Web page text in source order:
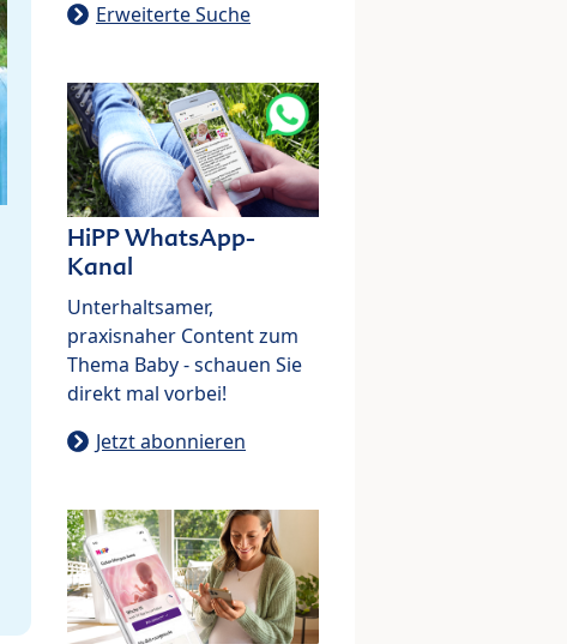
Erweiterte Suche
HiPP WhatsApp-
Kanal
Unterhaltsamer,
praxisnaher Content zum
Thema Baby - schauen Sie
direkt mal vorbei!
Jetzt abonnieren